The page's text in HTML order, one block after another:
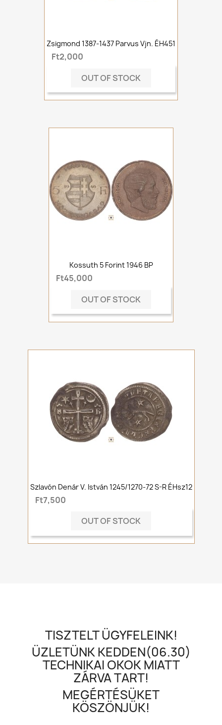
Zsigmond 1387-1437 Parvus Vjn. ÉH451
Ft2,000
OUT OF STOCK
Kossuth 5 Forint 1946 BP
Ft45,000
OUT OF STOCK
Szlavón Denár V. István 1245/1270-72 S-R ÉHsz12
Ft7,500
OUT OF STOCK
TISZTELT ÜGYFELEINK!
ÜZLETÜNK KEDDEN(06.30)
TECHNIKAI OKOK MIATT
ZÁRVA TART!
MEGÉRTÉSÜKET
KÖSZÖNJÜK!